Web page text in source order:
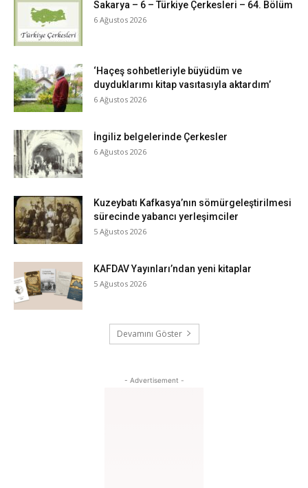
Sakarya – 6 – Türkiye Çerkesleri – 64. Bölüm
6 Ağustos 2026
‘Haçeş sohbetleriyle büyüdüm ve
duyduklarımı kitap vasıtasıyla aktardım’
6 Ağustos 2026
İngiliz belgelerinde Çerkesler
6 Ağustos 2026
Kuzeybatı Kafkasya’nın sömürgeleştirilmesi
sürecinde yabancı yerleşimciler
5 Ağustos 2026
KAFDAV Yayınları’ndan yeni kitaplar
5 Ağustos 2026
Devamını Göster
- Advertisement -